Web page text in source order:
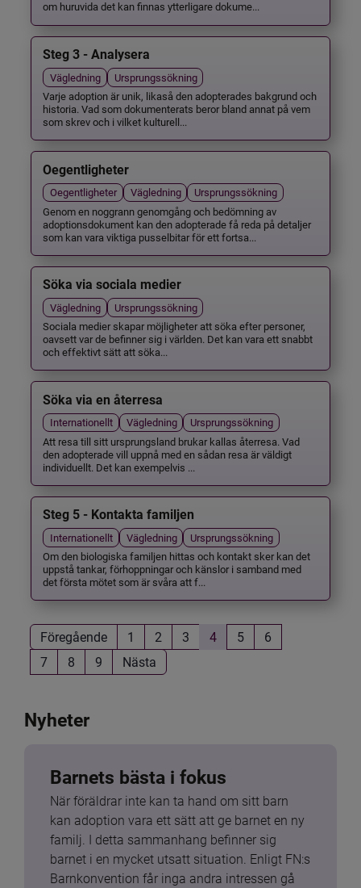
om huruvida det kan finnas ytterligare dokume...
Steg 3 - Analysera
Vägledning
Ursprungssökning
Varje adoption är unik, likaså den adopterades bakgrund och
historia. Vad som dokumenterats beror bland annat på vem
som skrev och i vilket kulturell...
Oegentligheter
Oegentligheter Vägledning
Ursprungssökning
Genom en noggrann genomgång och bedömning av
adoptionsdokument kan den adopterade få reda på detaljer
som kan vara viktiga pusselbitar för ett fortsa...
Söka via sociala medier
Vägledning
Ursprungssökning
Sociala medier skapar möjligheter att söka efter personer,
oavsett var de befinner sig i världen. Det kan vara ett snabbt
och effektivt sätt att söka...
Söka via en återresa
Internationellt Vägledning
Ursprungssökning
Att resa till sitt ursprungsland brukar kallas återresa. Vad
den adopterade vill uppnå med en sådan resa är väldigt
individuellt. Det kan exempelvis ...
Steg 5 - Kontakta familjen
Internationellt Vägledning
Ursprungssökning
Om den biologiska familjen hittas och kontakt sker kan det
uppstå tankar, förhoppningar och känslor i samband med
det första mötet som är svåra att f...
Föregående 1 2 3 4 5
6
7
8 9 Nästa
Nyheter
Barnets bästa i fokus
När föräldrar inte kan ta hand om sitt barn
kan adoption vara ett sätt att ge barnet en ny
familj. I detta sammanhang befinner sig
barnet i en mycket utsatt situation. Enligt FN:s
Barnkonvention får inga andra intressen gå